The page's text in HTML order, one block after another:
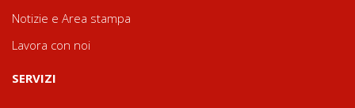
Notizie e Area stampa
Lavora con noi
SERVIZI